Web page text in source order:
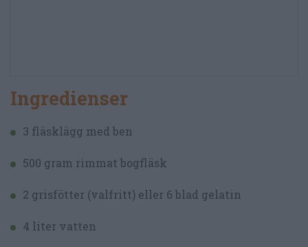
Ingredienser
3 fläsklägg med ben
500 gram rimmat bogfläsk
2 grisfötter (valfritt) eller 6 blad gelatin
4 liter vatten